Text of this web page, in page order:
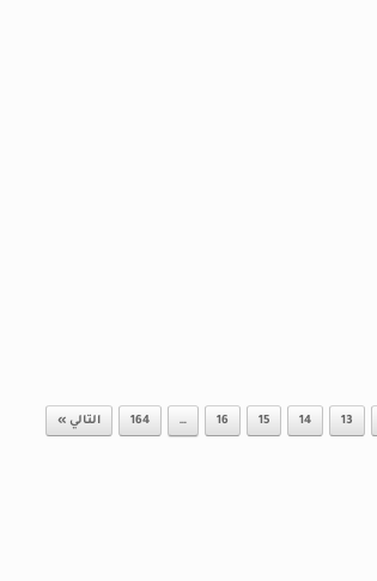
13
14
15
16
…
164 التالي »